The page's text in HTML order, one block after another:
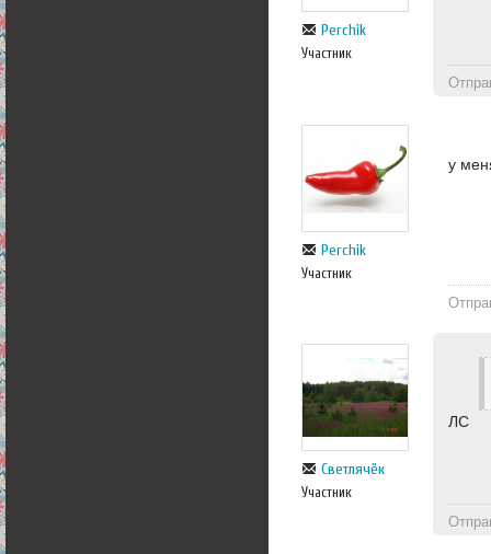
Perchik
Участник
Perchik
Участник
у
Светлячёк
Участник
ЛС